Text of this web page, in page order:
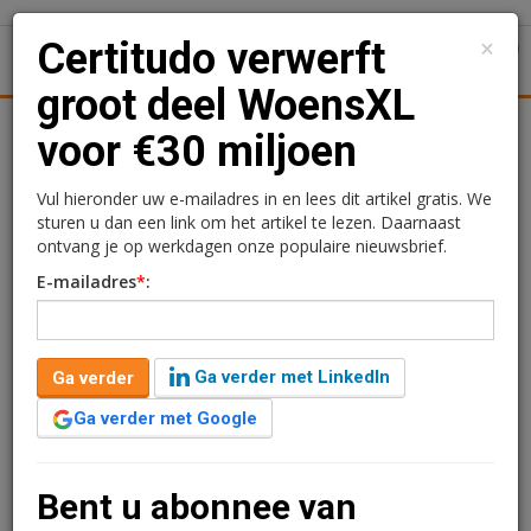
Transacties
Certitudo verwerft groot
deel WoensXL voor €30
miljoen
Kimberly Camu
14 april 2021 om 12:00
5 jaar geleden aangepast
1 minuut leestijd
Certitudo Capital heeft 36 winkelunits in Shopping Mall
dan 16.000 m² BVO en is centraal gelegen aan de
×
Certitudo verwerft
groot deel WoensXL
voor €30 miljoen
Vul hieronder uw e-mailadres in en lees dit artikel gratis. We
sturen u dan een link om het artikel te lezen. Daarnaast
ontvang je op werkdagen onze populaire nieuwsbrief.
E-mailadres*:
Ga verder
Ga verder met LinkedIn
Ga verder met Google
Bent u abonnee van